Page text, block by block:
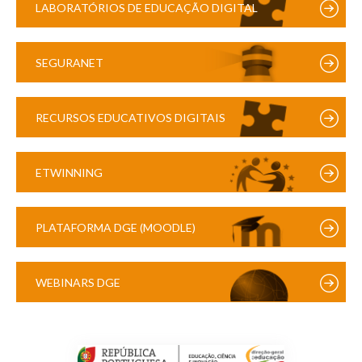
LABORATÓRIOS DE EDUCAÇÃO DIGITAL
SEGURANET
RECURSOS EDUCATIVOS DIGITAIS
ETWINNING
PLATAFORMA DGE (MOODLE)
WEBINARS DGE